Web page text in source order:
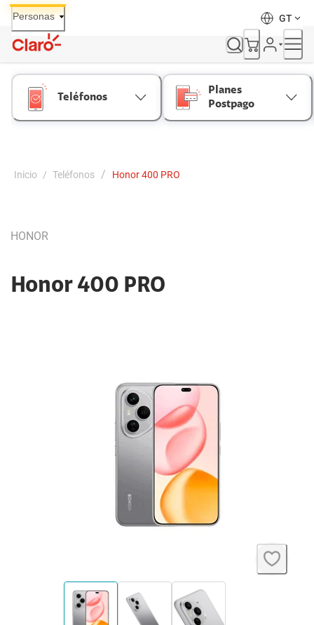
Skip
Content
Personas GT
Teléfonos
Planes
Postpago
Inicio / Teléfonos / Honor 400 PRO
HONOR
Honor 400 PRO